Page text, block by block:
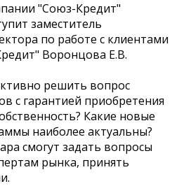
"Союз-Кредит"
заместитель
по работе с клиентами
Воронцова Е.В.
решить вопрос
с гарантией приобретения
Какие новые
наиболее актуальны?
смогут задать вопросы
рынка, принять